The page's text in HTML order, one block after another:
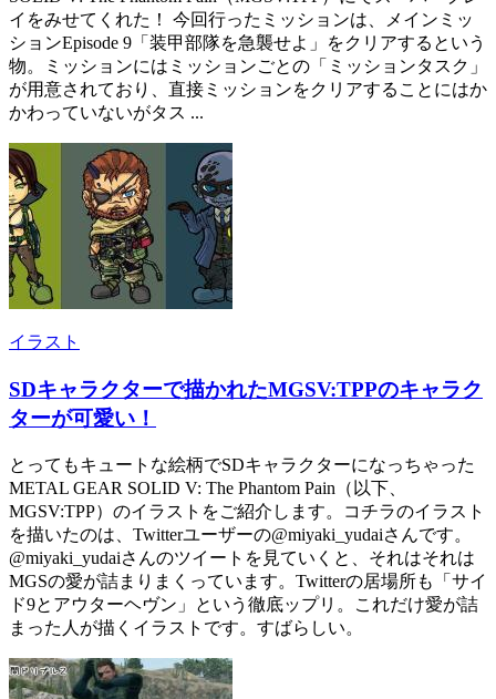
イをみせてくれた！ 今回行ったミッションは、メインミッ
ションEpisode 9「装甲部隊を急襲せよ」をクリアするという
物。ミッションにはミッションごとの「ミッションタスク」
が用意されており、直接ミッションをクリアすることにはか
かわっていないがタス ...
イラスト
SDキャラクターで描かれたMGSV:TPPのキャラク
ターが可愛い！
とってもキュートな絵柄でSDキャラクターになっちゃった
METAL GEAR SOLID V: The Phantom Pain（以下、
MGSV:TPP）のイラストをご紹介します。コチラのイラスト
を描いたのは、Twitterユーザーの@miyaki_yudaiさんです。
@miyaki_yudaiさんのツイートを見ていくと、それはそれは
MGSの愛が詰まりまくっています。Twitterの居場所も「サイ
ド9とアウターヘヴン」という徹底ップリ。これだけ愛が詰
まった人が描くイラストです。すばらしい。